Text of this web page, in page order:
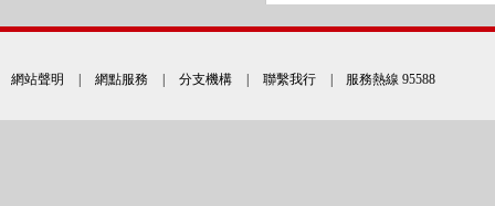
網站聲明 網點服務 分支機構 聯繫我行 | 服務熱線 95588